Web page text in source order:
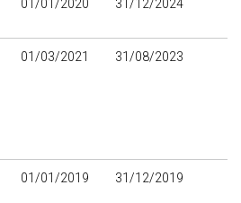
01/01/2020 31/12/2024
01/03/2021 31/08/2023
01/01/2019 31/12/2019